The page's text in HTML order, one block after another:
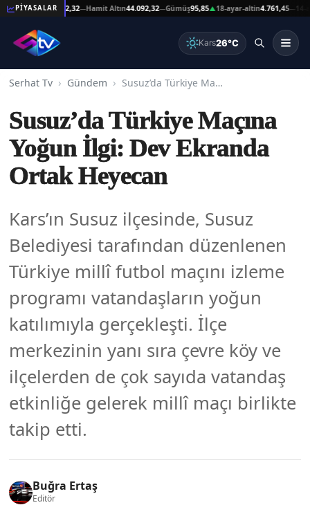
PİYASALAR
Altın44.092,32 —Hamit Altın44.092,32—Gümüş95,85▲18-ayar-altin4.761,45—14-
Kars26°C
Serhat Tv Gündem Susuz’da Türkiye Maçına Yoğun İlgi: Dev Ekranda Ortak Heyecan
Susuz’da Türkiye Maçına
Yoğun İlgi: Dev Ekranda
Ortak Heyecan
Kars’ın Susuz ilçesinde, Susuz
Belediyesi tarafından düzenlenen
Türkiye millî futbol maçını izleme
programı vatandaşların yoğun
katılımıyla gerçekleşti. İlçe
merkezinin yanı sıra çevre köy ve
ilçelerden de çok sayıda vatandaş
etkinliğe gelerek millî maçı birlikte
takip etti.
Buğra Ertaş
Editör